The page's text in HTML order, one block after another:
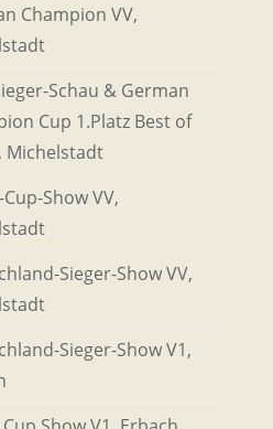
Champion VV,
Schau & German
Cup 1.Platz Best of
Michelstadt
Show VV,
Sieger-Show VV,
Sieger-Show V1,